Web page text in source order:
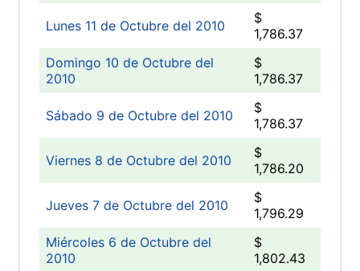
Lunes 11 de Octubre del 2010
$
1,786.37
Domingo 10 de Octubre del
2010
$
1,786.37
Sábado 9 de Octubre del 2010
$
1,786.37
Viernes 8 de Octubre del 2010
$
1,786.20
Jueves 7 de Octubre del 2010
$
1,796.29
Miércoles 6 de Octubre del
2010
$
1,802.43